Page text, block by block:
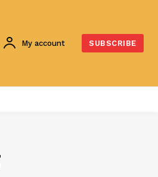
My account SUBSCRIBE